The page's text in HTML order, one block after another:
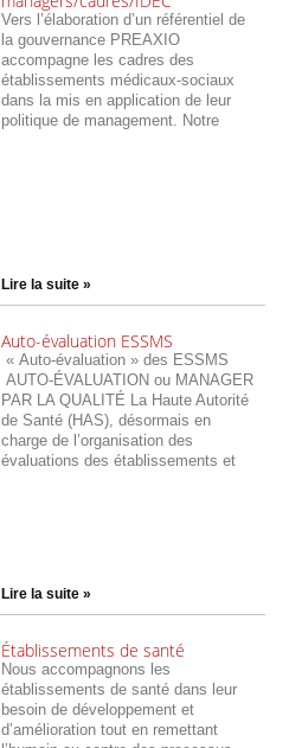
Vers l’élaboration d’un référentiel de
la gouvernance PREAXIO
accompagne les cadres des
établissements médicaux-sociaux
dans la mis en application de leur
politique de management. Notre
Lire la suite »
Auto-évaluation ESSMS
« Auto-évaluation » des ESSMS
AUTO-ÉVALUATION ou MANAGER
PAR LA QUALITÉ La Haute Autorité
de Santé (HAS), désormais en
charge de l’organisation des
évaluations des établissements et
Lire la suite »
Établissements de santé
Nous accompagnons les
établissements de santé dans leur
besoin de développement et
d’amélioration tout en remettant